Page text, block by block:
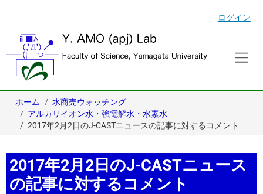
ログイン
ホーム
水商売ウォッチング
アルカリイオン水・強電解水・水素水
2017年2月2日のJ-CASTニュースの記事に対するコメント
2017年2月2日のJ-CASTニュース
の記事に対するコメント